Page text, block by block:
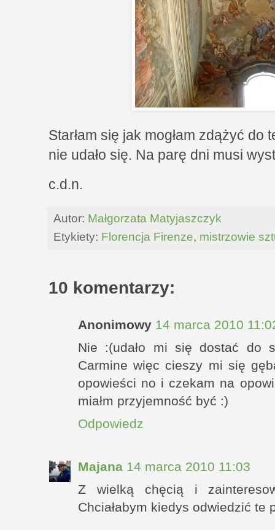
Starłam się jak mogłam zdążyć do
nie udało się. Na parę dni musi
c.d.n.
Autor: Małgorzata Matyjaszczyk
Etykiety: Florencja Firenze, mistrzowie
10 komentarzy:
Anonimowy 14 marca 2010
Nie :(udało mi się dostać do
Carmine więc cieszy mi się
opowieści no i czekam na
miałm przyjemność być :)
Odpowiedz
Majana 14 marca 2010 11:03
Z wielką chęcią i
Chciałabym kiedys odwiedzić te